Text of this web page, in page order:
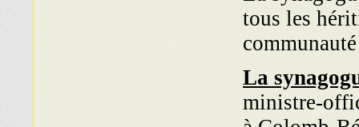
tous les
La
ministre-